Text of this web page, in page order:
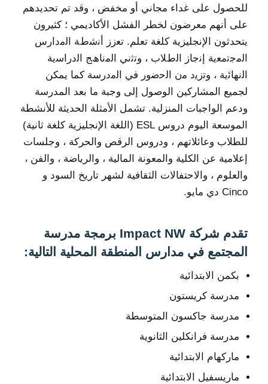
للحصول على غداء مجاني أو مخفض ، وقد تم تحديدهم
على أنهم معرضون لخطر الفشل الأكاديمي ؛ كثيرون
يتحدثون الإنجليزية كلغة تعلم. ﺗﻌزز أﻧﺷطﺔ اﻟﻣدارس
اﻟﻣﺟﺗﻣﻌﯾﺔ إﻧﺟﺎز اﻟطﻼب ، وﺗﺛﻧﻲ اﻟﻣﻧﺎھﺞ اﻟدراﺳﯾﺔ
اﻟﻧﮭﺎﺋﯾﺔ ، وﺗزﯾد ﻣن اﻟﺣﺿور ﻓﻲ اﻟﻣدرﺳﺔ كما يمكن
لجميع المشاركين الوصول إلى وجبة ما بعد المدرسة
ودعم الواجبات المنزلية. تشمل الأمثلة الحديثة للأنشطة
الموسعة اليوم دروس ESL (اللغة الإنجليزية كلغة ثانية)
للطلاب وعائلاتهم ، ودروس الرقص والحركة ، وجلسات
إعلامية عن الكلية والمعونة المالية ، والرياضة ، والفن ،
والعلوم ، والاحتفالات الثقافية لشهر تاريخ السود و
Cinco دي مايو.
تقدم شركة Impact NW برمجة مدرسة
المجتمع في مدارس المنطقة المحلية التالية:
بكمن الابتدائية
مدرسة كريستون
مدرسة جاكسون المتوسطة
مدرسة فرانكلين الثانوية
ماركهام الابتدائية
ماريسفيل الابتدائية